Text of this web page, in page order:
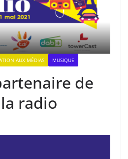
AUX MÉDIAS MUSIQUE
de
radio